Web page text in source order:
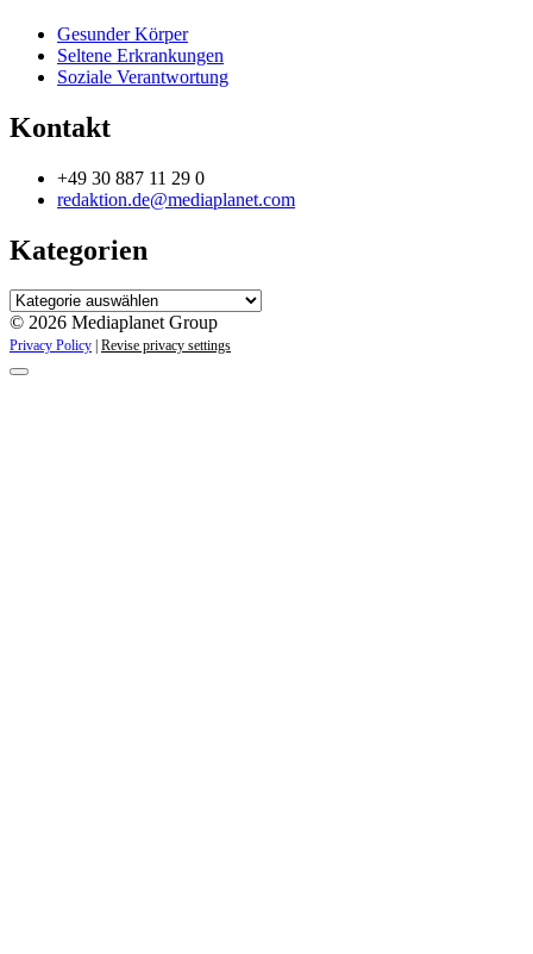
Gesunder Körper
Seltene Erkrankungen
Soziale Verantwortung
Kontakt
+49 30 887 11 29 0
redaktion.de@mediaplanet.com
Kategorien
Kategorien
© 2026 Mediaplanet Group
Privacy Policy Revise privacy settings